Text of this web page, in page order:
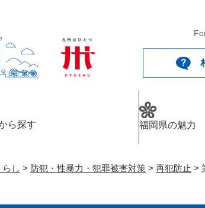
ら探す 福岡県の魅力
し > 防犯・性暴力・犯罪被害対策 > 再犯防止 >